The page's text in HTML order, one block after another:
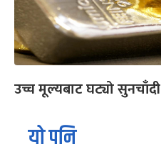
उच्च मूल्यबाट घट्यो सुनचाँदी
यो पनि